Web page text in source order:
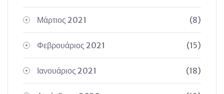
Μάρτιος 2021 (8)
Φεβρουάριος 2021 (15)
Ιανουάριος 2021 (18)